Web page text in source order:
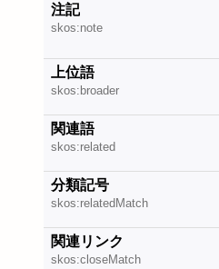
注記
skos:note
上位語
skos:broader
関連語
skos:related
分類記号
skos:relatedMatch
関連リンク
skos:closeMatch